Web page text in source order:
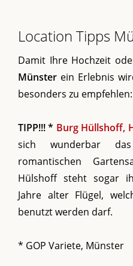
Location Tipps
Damit Ihre Hochzeit
Münster ein Erlebnis
besonders zu empfehlen:
TIPP!!! * Burg Hüllshoff,
sich wunderbar
romantischen
Hülshoff steht sogar
Jahre alter Flügel,
benutzt werden darf.
* GOP Variete, Münster